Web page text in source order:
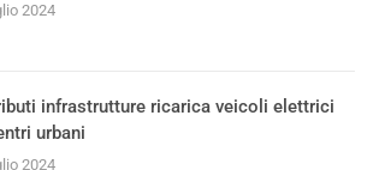
2024
infrastrutture ricarica veicoli elettrici
urbani
2024